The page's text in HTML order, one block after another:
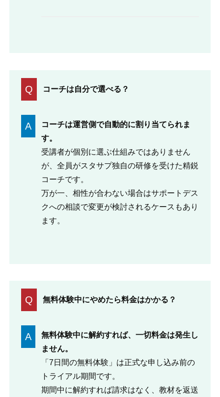
Q コーチは自分で選べる？
A
コーチは運営側で自動的に割り当てられま
す。
受講者が個別に選ぶ仕組みではありません
が、全員がスタサプ独自の研修を受けた精鋭
コーチです。
万が一、相性が合わない場合はサポートデス
クへの相談で変更が検討されるケースもあり
ます。
Q 無料体験中にやめたら料金はかかる？
A
無料体験中に解約すれば、一切料金は発生し
ません。
「7日間の無料体験」は正式な申し込み前の
トライアル期間です。
期間中に解約すれば請求はなく、教材を返送